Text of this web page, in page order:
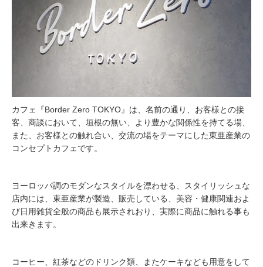
カフェ『Border Zero TOKYO』は、名前の通り、お客様との接
客、商談において、垣根の無い、より豊かな関係性を持てる場、
また、お客様との触れ合い、交流の場をテーマにした東亜産業の
コンセプトカフェです。
ヨーロッパ調のモダンなスタイルを漂わせる、スタイリッシュな
店内には、東亜産業が製造、販売している、美容・健康関連およ
び日用雑貨全般の商品も展示されおり、実際に商品に触れる事も
出来きます。
コーヒー、紅茶などのドリンク類、またケーキなども用意をして